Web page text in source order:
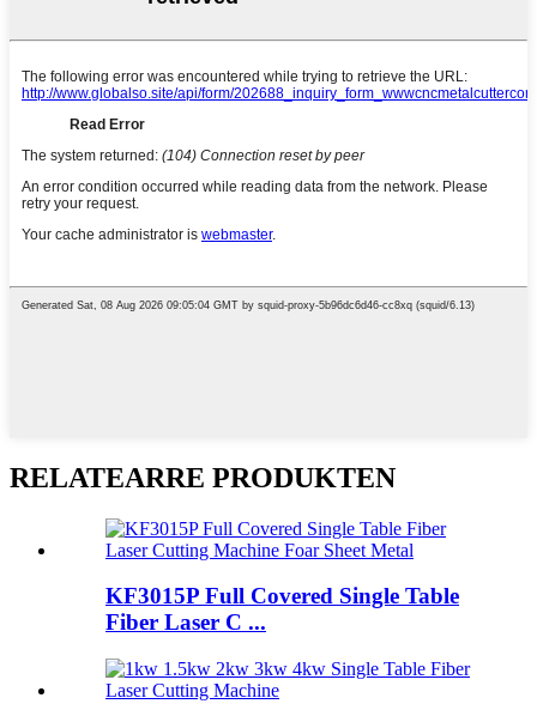
RELATEARRE PRODUKTEN
KF3015P Full Covered Single Table
Fiber Laser C ...